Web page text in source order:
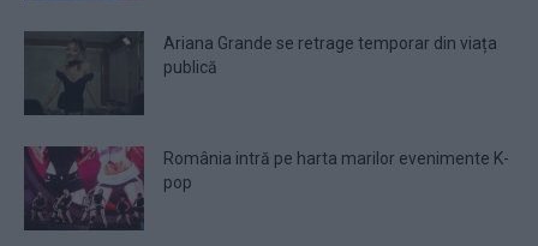
Ariana Grande se retrage temporar din viața
publică
România intră pe harta marilor evenimente K-
pop